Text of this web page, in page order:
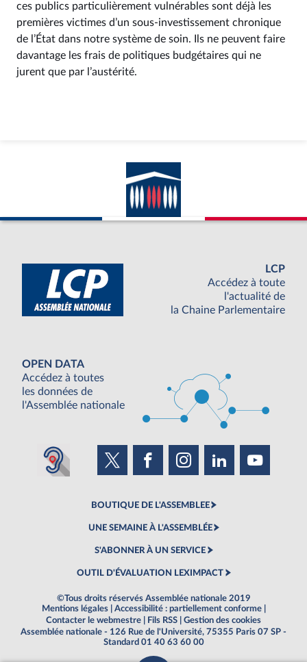
ces publics particulièrement vulnérables sont déjà les
premières victimes d’un sous-investissement chronique
de l’État dans notre système de soin. Ils ne peuvent faire
davantage les frais de politiques budgétaires qui ne
jurent que par l’austérité.
LCP
Accédez à toute
l'actualité de
la Chaine Parlementaire
OPEN DATA
Accédez à toutes
les données de
l'Assemblée nationale
BOUTIQUE DE L'ASSEMBLEE
UNE SEMAINE À L'ASSEMBLÉE
S'ABONNER À UN SERVICE
OUTIL D'ÉVALUATION LEXIMPACT
©Tous droits réservés Assemblée nationale 2019
Mentions légales
Accessibilité : partiellement conforme
Contacter le webmestre
Fils RSS
Gestion des cookies
Assemblée nationale - 126 Rue de l'Université, 75355 Paris 07 SP -
Standard 01 40 63 60 00